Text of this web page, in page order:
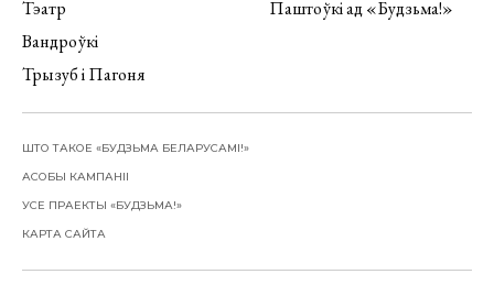
Тэатр
Вандроўкі
Трызуб і Пагоня
Паштоўкі ад «Будзьма!»
ШТО ТАКОЕ «БУДЗЬМА БЕЛАРУСАМІ!»
АСОБЫ КАМПАНІІ
УСЕ ПРАЕКТЫ «БУДЗЬМА!»
КАРТА САЙТА